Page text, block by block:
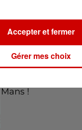
Gagnez vos
Mans !
Gérer mes choix
Accepter et fermer